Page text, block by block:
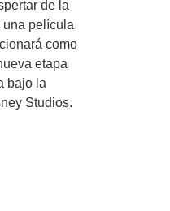
de la
una película
como
etapa
bajo la
Studios.